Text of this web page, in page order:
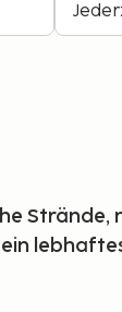
Strände,